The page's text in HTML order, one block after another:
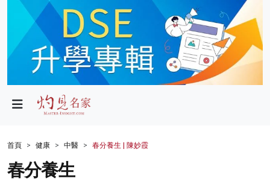
政局
財經
生活
首頁 健康 中醫 春分養生 | 陳妙霞
春分養生